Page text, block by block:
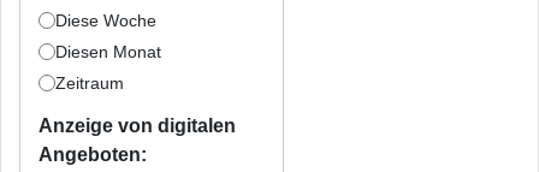
Diese Woche
Diesen Monat
Zeitraum
Anzeige von digitalen
Angeboten: